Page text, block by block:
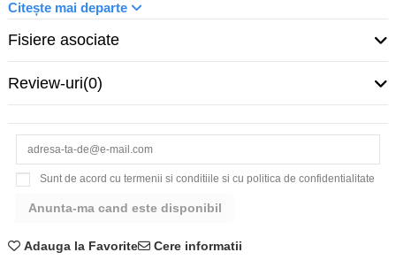
Sunt de acord cu termenii si conditiile si cu politica de confidentialitate
Adauga la Favorite Cere informatii
Frecvenţă:
Capacitate nominală de decuplare:
Tensiune nominală de regim curent alternativ:
modular/disjunctoare/disjunctor-modular-6-
PPF_IN=16+A&PPF_DECLENCH=C&PPF_NBREPOLE=2+P
Citește mai departe
Fisiere asociate
Review-uri(0)